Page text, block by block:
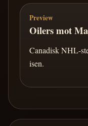
Preview
Oilers mot
Canadisk NHL-
isen.